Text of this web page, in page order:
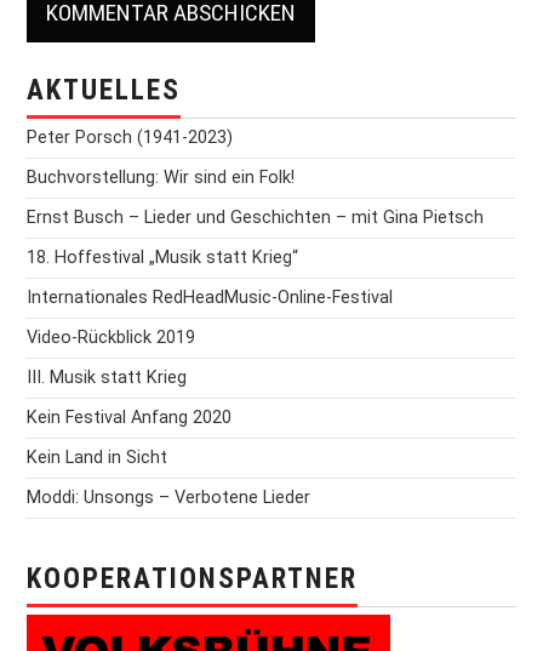
AKTUELLES
Peter Porsch (1941-2023)
Buchvorstellung: Wir sind ein Folk!
Ernst Busch – Lieder und Geschichten – mit Gina Pietsch
18. Hoffestival „Musik statt Krieg“
Internationales RedHeadMusic-Online-Festival
Video-Rückblick 2019
III. Musik statt Krieg
Kein Festival Anfang 2020
Kein Land in Sicht
Moddi: Unsongs – Verbotene Lieder
KOOPERATIONSPARTNER